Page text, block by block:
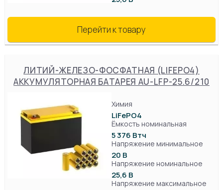
Перейти к товару
ЛИТИЙ-ЖЕЛЕЗО-ФОСФАТНАЯ (LIFEPO4)
АККУМУЛЯТОРНАЯ БАТАРЕЯ AU-LFP-25.6/210
Химия
LiFePO4
Ёмкость номинальная
5 376 Втч
Напряжение минимальное
20 В
Напряжение номинальное
25,6 В
Напряжение максимальное